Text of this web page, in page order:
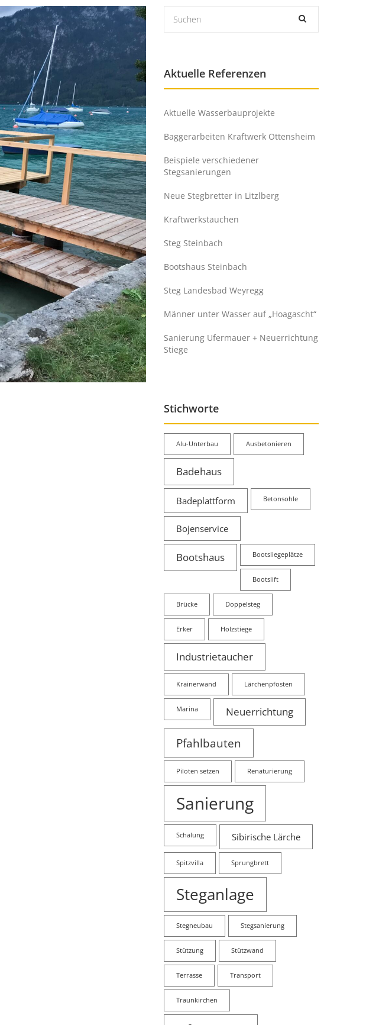
Aktuelle Referenzen
Aktuelle Wasserbauprojekte
Baggerarbeiten Kraftwerk Ottensheim
Beispiele verschiedener
Stegsanierungen
Neue Stegbretter in Litzlberg
Kraftwerkstauchen
Steg Steinbach
Bootshaus Steinbach
Steg Landesbad Weyregg
Männer unter Wasser auf „Hoagascht“
Sanierung Ufermauer + Neuerrichtung
Stiege
Stichworte
Alu-Unterbau Ausbetonieren
Badehaus
Badeplattform Betonsohle
Bojenservice
Bootshaus Bootsliegeplätze
Bootslift
Brücke Doppelsteg
Erker Holzstiege
Industrietaucher
Krainerwand Lärchenpfosten
Marina Neuerrichtung
Pfahlbauten
Piloten setzen Renaturierung
Sanierung
Schalung Sibirische Lärche
Spitzvilla Sprungbrett
Steganlage
Stegneubau Stegsanierung
Stützung Stützwand
Terrasse Transport
Traunkirchen